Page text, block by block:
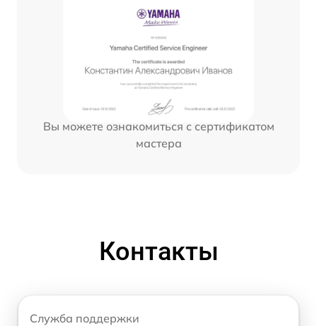
Вы можете ознакомиться с сертификатом
мастера
Контакты
Служба поддержки